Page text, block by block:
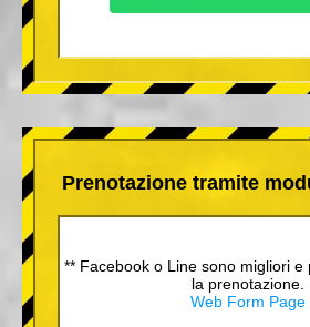
Prenotazione tramite
** Facebook o Line sono migliori e
la prenotazione.
Web Form Page